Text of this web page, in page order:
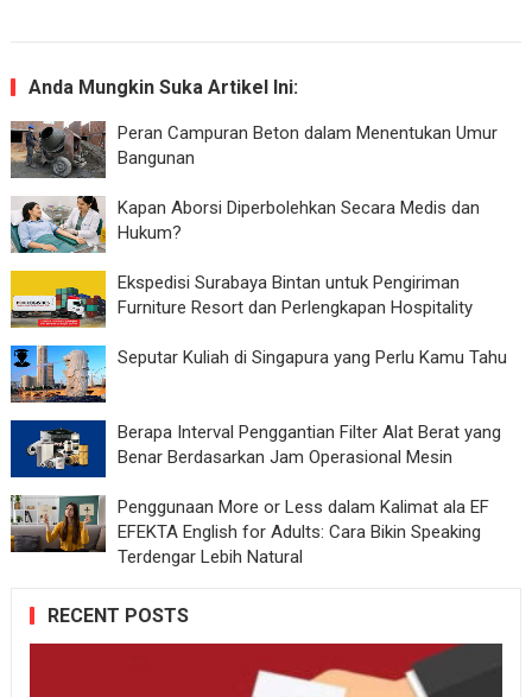
Anda Mungkin Suka Artikel Ini:
Peran Campuran Beton dalam Menentukan Umur
Bangunan
Kapan Aborsi Diperbolehkan Secara Medis dan
Hukum?
Ekspedisi Surabaya Bintan untuk Pengiriman
Furniture Resort dan Perlengkapan Hospitality
Seputar Kuliah di Singapura yang Perlu Kamu Tahu
Berapa Interval Penggantian Filter Alat Berat yang
Benar Berdasarkan Jam Operasional Mesin
Penggunaan More or Less dalam Kalimat ala EF
EFEKTA English for Adults: Cara Bikin Speaking
Terdengar Lebih Natural
RECENT POSTS